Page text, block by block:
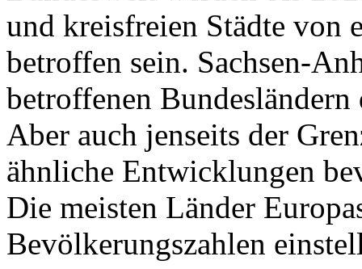
und kreisfreien Städte von
betroffen sein. Sachsen-
betroffenen Bundesländern
Aber auch jenseits der
ähnliche Entwicklungen
Die meisten Länder
Bevölkerungszahlen